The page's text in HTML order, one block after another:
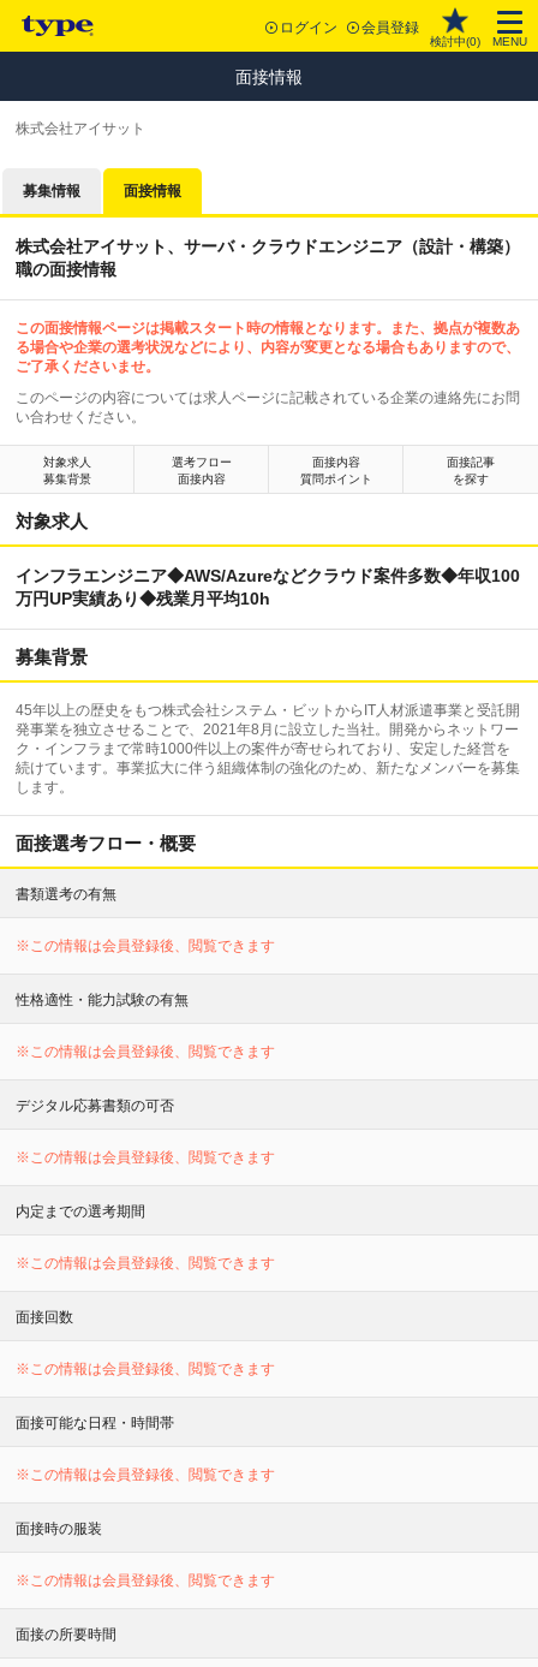
ログイン 会員登録
検討中(0) MENU
面接情報
株式会社アイサット
募集情報 面接情報
株式会社アイサット、サーバ・クラウドエンジニア（設計・構築）
職の面接情報
この面接情報ページは掲載スタート時の情報となります。また、拠点が複数あ
る場合や企業の選考状況などにより、内容が変更となる場合もありますので、
ご了承くださいませ。
このページの内容については求人ページに記載されている企業の連絡先にお問
い合わせください。
対象求人
募集背景
選考フロー
面接内容
面接内容
質問ポイント
面接記事
を探す
対象求人
インフラエンジニア◆AWS/Azureなどクラウド案件多数◆年収100
万円UP実績あり◆残業月平均10h
募集背景
45年以上の歴史をもつ株式会社システム・ビットからIT人材派遣事業と受託開
発事業を独立させることで、2021年8月に設立した当社。開発からネットワー
ク・インフラまで常時1000件以上の案件が寄せられており、安定した経営を
続けています。事業拡大に伴う組織体制の強化のため、新たなメンバーを募集
します。
面接選考フロー・概要
書類選考の有無
※この情報は会員登録後、閲覧できます
性格適性・能力試験の有無
※この情報は会員登録後、閲覧できます
デジタル応募書類の可否
※この情報は会員登録後、閲覧できます
内定までの選考期間
※この情報は会員登録後、閲覧できます
面接回数
※この情報は会員登録後、閲覧できます
面接可能な日程・時間帯
※この情報は会員登録後、閲覧できます
面接時の服装
※この情報は会員登録後、閲覧できます
面接の所要時間